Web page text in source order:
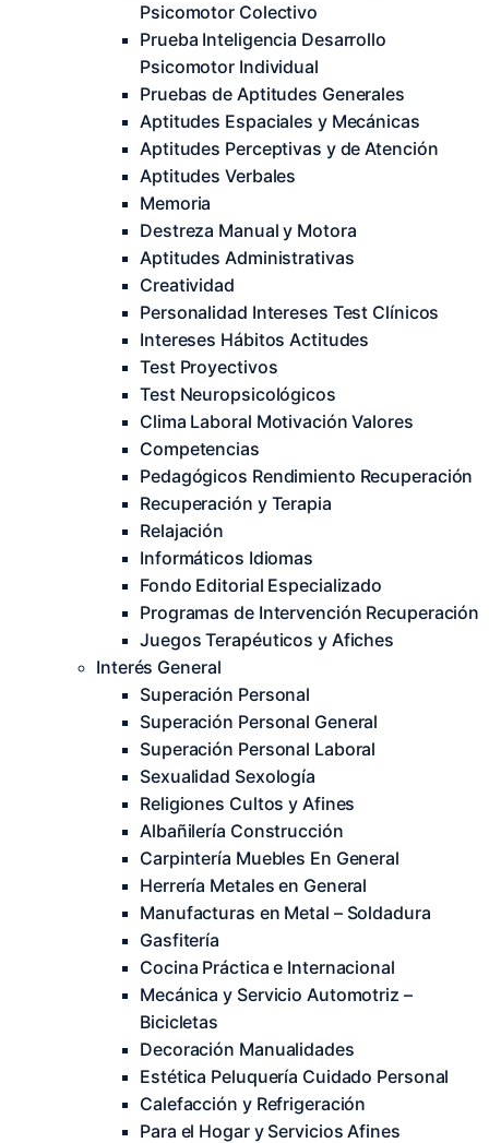
Psicomotor Colectivo
Prueba Inteligencia Desarrollo
Psicomotor Individual
Pruebas de Aptitudes Generales
Aptitudes Espaciales y Mecánicas
Aptitudes Perceptivas y de Atención
Aptitudes Verbales
Memoria
Destreza Manual y Motora
Aptitudes Administrativas
Creatividad
Personalidad Intereses Test Clínicos
Intereses Hábitos Actitudes
Test Proyectivos
Test Neuropsicológicos
Clima Laboral Motivación Valores
Competencias
Pedagógicos Rendimiento Recuperación
Recuperación y Terapia
Relajación
Informáticos Idiomas
Fondo Editorial Especializado
Programas de Intervención Recuperación
Juegos Terapéuticos y Afiches
Interés General
Superación Personal
Superación Personal General
Superación Personal Laboral
Sexualidad Sexología
Religiones Cultos y Afines
Albañilería Construcción
Carpintería Muebles En General
Herrería Metales en General
Manufacturas en Metal – Soldadura
Gasfitería
Cocina Práctica e Internacional
Mecánica y Servicio Automotriz –
Bicicletas
Decoración Manualidades
Estética Peluquería Cuidado Personal
Calefacción y Refrigeración
Para el Hogar y Servicios Afines